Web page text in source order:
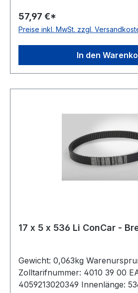
antistatisch: ja Norm: DIN 7719
17mm Höhe: 5mm Winkel: 24°
57,97 €*
Preise inkl. MwSt. zzgl.
In den
17 x 5 x 536 Li ConCar -
Gewicht: 0,063kg
Zolltarifnummer: 4010 39 00
4059213020349 Innenlänge: